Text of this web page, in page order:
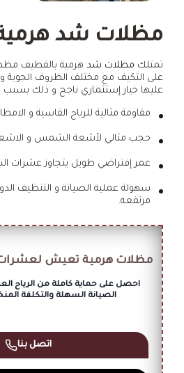
مظلات شد
تمتلك مظلات شد هرمية بالقطيف
على التكيف مع مختلف الظروف الجوية
عليها خيار إستثماري ناجح و ذلك بسبب
مقاومة مثالية للرياح القاسية و
حجب مثالي لأشعة الشمس و
عمر إفتراضي طويل يتجاوز عشرات
سهولة عملية الصيانة و التنظيف
مرتفعه.
مظلات هرمية تعيش
احصل على حماية كاملة من الرياح
الصيانة السهلة والتكلفة
اتصل بنا